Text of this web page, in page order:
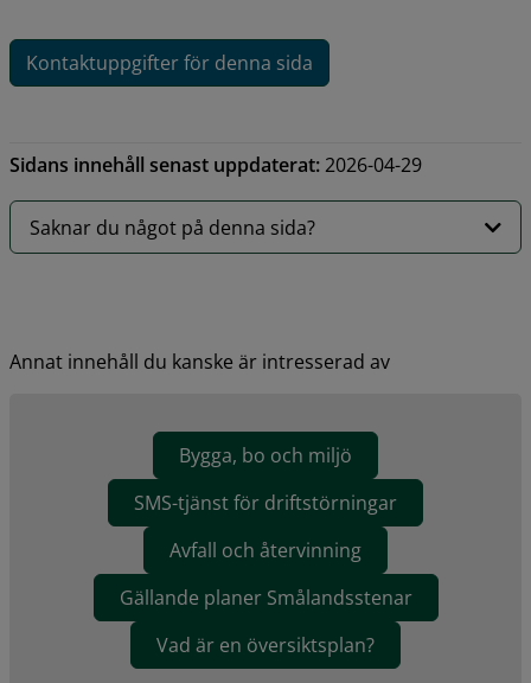
Kontaktuppgifter för denna sida
Sidans innehåll senast uppdaterat:2026-04-29
Saknar du något på denna sida?
Annat innehåll du kanske är intresserad av
Bygga, bo och miljö
SMS-tjänst för driftstörningar
Avfall och återvinning
Gällande planer Smålandsstenar
Vad är en översiktsplan?